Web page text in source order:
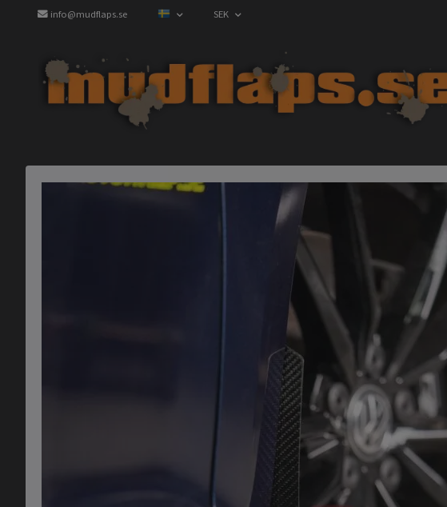
info@mudflaps.se SEK